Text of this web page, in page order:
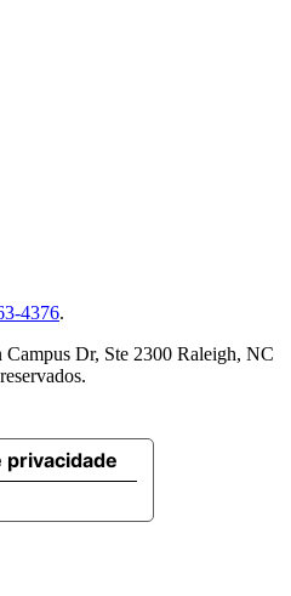
4376.
Dr, Ste 2300 Raleigh, NC
privacidade